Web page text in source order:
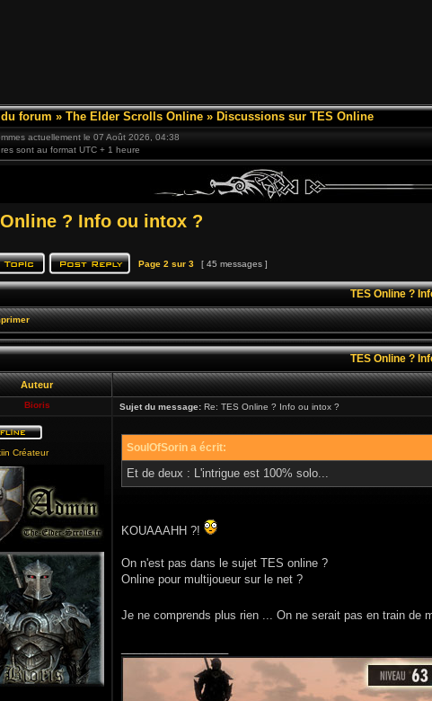
du forum » The Elder Scrolls Online » Discussions sur TES Online
actuellement le 07 Août 2026, 04:38
sont au format UTC + 1 heure
? Info ou intox ?
Page 2 sur 3 [ 45 messages ]
TES Online ?
TES Online ?
Auteur
Bioris Sujet du message: Re: TES Online ? Info ou intox ?
Créateur SoulOfSorin a écrit:
Et de deux : L'intrigue est 100% solo...
KOUAAAHH ?!
On n'est pas dans le sujet TES online ?
Online pour multijoueur sur le net ?
Je ne comprends plus rien ... On ne serait pas en train